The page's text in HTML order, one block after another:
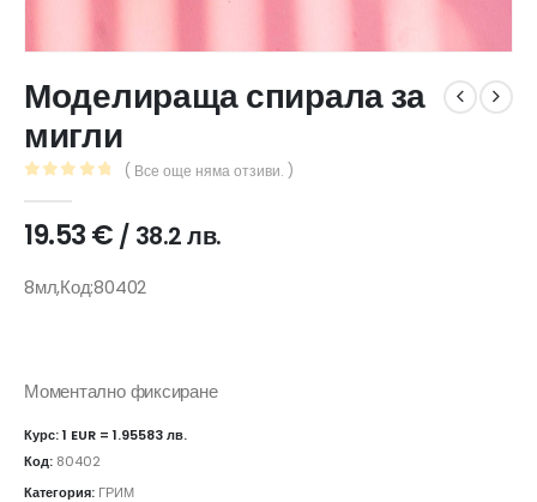
Моделираща спирала за
мигли
( Все още няма отзиви. )
19.53€ / 38.2 лв.
8мл,Код:80402
Моментално фиксиране
Курс: 1 EUR = 1.95583 лв.
Код: 80402
Категория: ГРИМ